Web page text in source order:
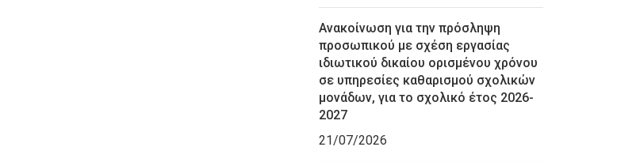
Ανακοίνωση για την πρόσληψη
προσωπικού με σχέση εργασίας
ιδιωτικού δικαίου ορισμένου χρόνου
σε υπηρεσίες καθαρισμού σχολικών
μονάδων, για το σχολικό έτος 2026-
2027
21/07/2026